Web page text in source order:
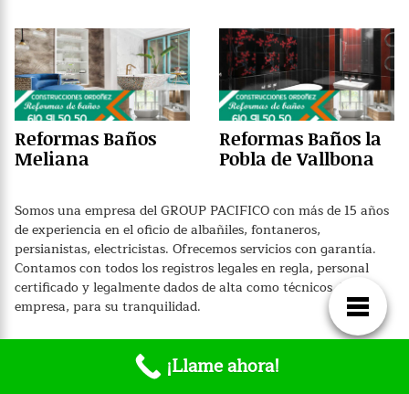
Reformas Baños
Meliana
Reformas Baños la
Pobla de Vallbona
Somos una empresa del GROUP PACIFICO con más de 15 años
de experiencia en el oficio de albañiles, fontaneros,
persianistas, electricistas. Ofrecemos servicios con garantía.
Contamos con todos los registros legales en regla, personal
certificado y legalmente dados de alta como técnicos de la
empresa, para su tranquilidad.
¡Llame ahora!